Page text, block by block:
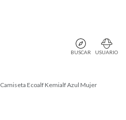
BUSCAR USUARIO
Camiseta Ecoalf Kemialf Azul Mujer